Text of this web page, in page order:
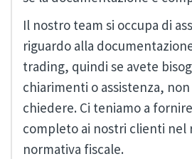
Il nostro team si occupa di
riguardo alla
trading, quindi se avete
chiarimenti o assistenza,
chiedere. Ci teniamo a
completo ai nostri clienti nel
normativa fiscale.